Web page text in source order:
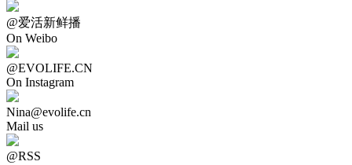
@爱活新鲜播
On Weibo
@EVOLIFE.CN
On Instagram
Nina@evolife.cn
Mail us
@RSS